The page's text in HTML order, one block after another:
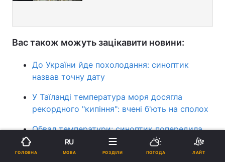
Вас також можуть зацікавити новини:
До України йде похолодання: синоптик
назвав точну дату
У Таїланді температура моря досягла
рекордного "кипіння": вчені б'ють на сполох
Обвал температури: синоптик попередила,
де в Україні різко зміниться погода
ГОЛОВНА
RU
МОВА РОЗДІЛИ ПОГОДА ЛАЙТ